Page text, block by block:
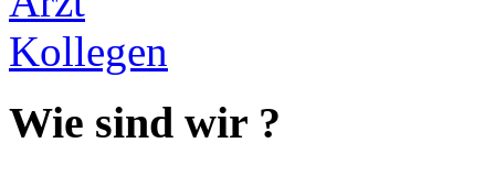
Wie sind wir ?